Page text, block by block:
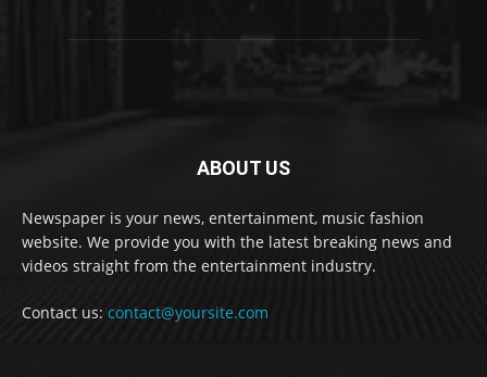
ABOUT US
Newspaper is your news, entertainment, music fashion
website. We provide you with the latest breaking news and
videos straight from the entertainment industry.
Contact us: contact@yoursite.com